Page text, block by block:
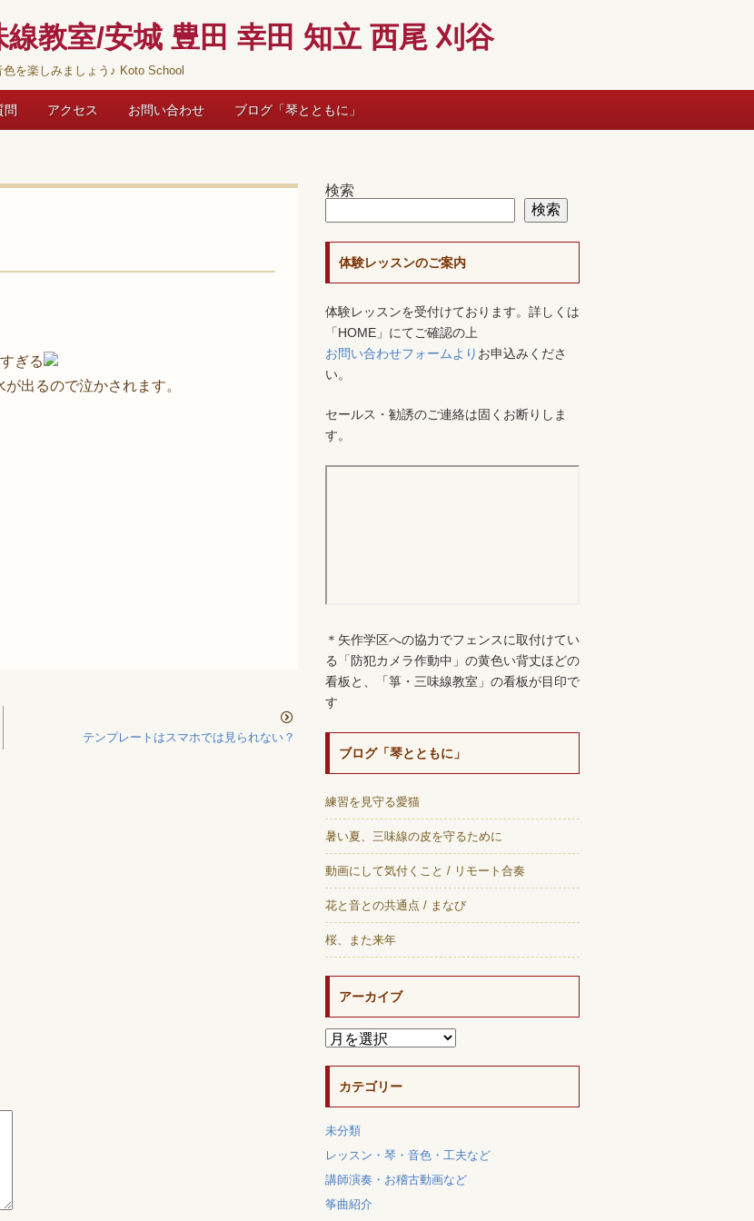
教室/安城 豊田 幸田 知立 西尾 刈谷
を楽しみましょう♪ Koto School
問 アクセス お問い合わせ ブログ「琴とともに」
ぎる
出るので泣かされます。
テンプレートはスマホでは見られない？
検索
検索
体験レッスンのご案内
体験レッスンを受付けております。詳しくは
「HOME」にてご確認の上
お問い合わせフォームより お申込みくださ
い。
セールス・勧誘のご連絡は固くお断りしま
す。
＊矢作学区への協力でフェンスに取付けてい
る「防犯カメラ作動中」の黄色い背丈ほどの
看板と、「箏・三味線教室」の看板が目印で
す
ブログ「琴とともに」
練習を見守る愛猫
暑い夏、三味線の皮を守るために
動画にして気付くこと / リモート合奏
花と音との共通点 / まなび
桜、また来年
アーカイブ
カテゴリー
未分類
レッスン・琴・音色・工夫など
講師演奏・お稽古動画など
筝曲紹介